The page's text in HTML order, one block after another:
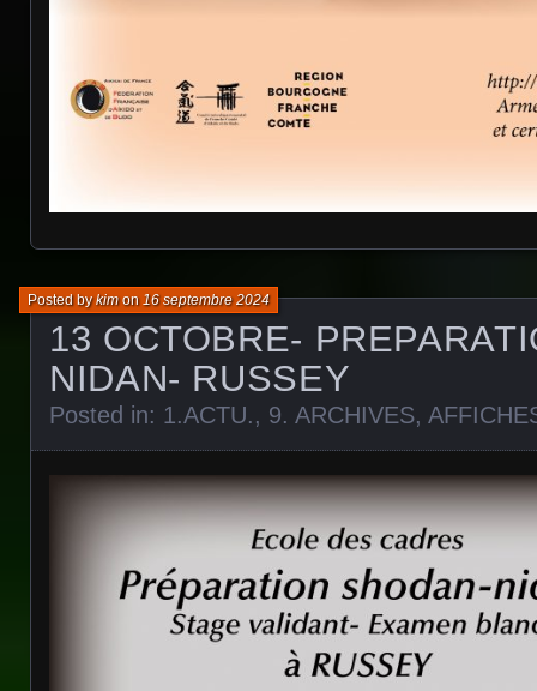
13 OCTOBRE-
NIDAN- RUSSEY
Posted bykimon 16 septembre 2024
Posted in: 1.ACTU., 9. ARCHIVES,